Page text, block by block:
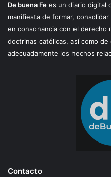
De buena Fe es un diario digital
manifiesta de formar,
en consonancia con el derecho
doctrinas católicas, así como
adecuadamente los hechos
Contacto